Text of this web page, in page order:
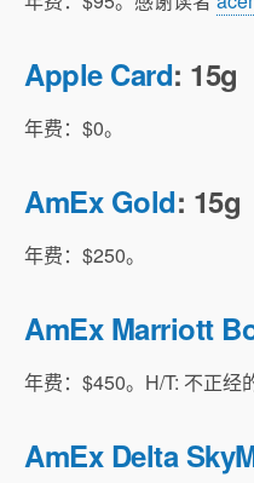
Apple Card: 15g
年费：$0。
AmEx Gold: 15g
年费：$250。
AmEx Marriott
年费：$450。H/T: 不正经
AmEx Delta